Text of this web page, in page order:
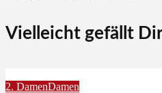
Vielleicht gefällt
2. DamenDamen